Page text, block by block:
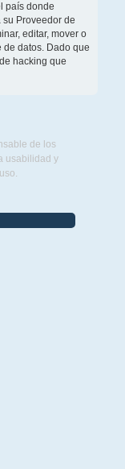
país donde
Proveedor de
editar, mover o
datos. Dado que
hacking que
de los
usabilidad y